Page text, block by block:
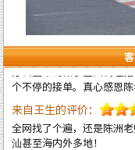
自己成立律所开始有三个
办公室布局做了全面调理
个不停的接单。真心感恩
来自王生的评价：
全网找了个遍，还是陈洲
来自李先生的评价：
不得承认老师的水平高，